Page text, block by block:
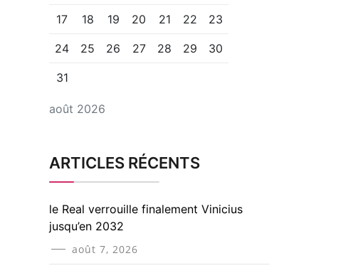
août 2026
17 18 19 20 21 22 23
24 25 26 27 28 29 30
31
ARTICLES RÉCENTS
le Real verrouille finalement Vinicius
jusqu’en 2032
août 7, 2026